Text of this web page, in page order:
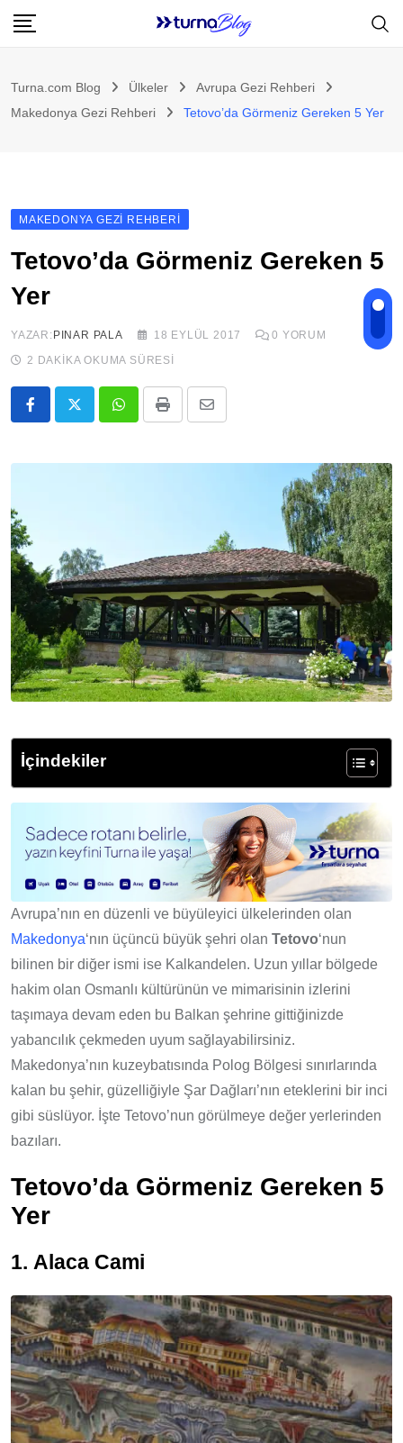
Skip
Turna.com Blog Ülkeler
Avrupa Gezi Rehberi
Makedonya Gezi Rehberi
Tetovo’da Görmeniz Gereken 5 Yer
MAKEDONYA GEZI REHBERI
Tetovo’da Görmeniz Gereken 5
Yer
YAZAR: PINAR PALA 18 EYLÜL 2017 0 YORUM
2 DAKIKA OKUMA SÜRESI
Whatsapp
Print
ile
İçindekiler
Avrupa’nın en düzenli ve büyüleyici ülkelerinden olan
Makedonya‘nın üçüncü büyük şehri olan Tetovo‘nun
bilinen bir diğer ismi ise Kalkandelen. Uzun yıllar bölgede
hakim olan Osmanlı kültürünün ve mimarisinin izlerini
taşımaya devam eden bu Balkan şehrine gittiğinizde
yabancılık çekmeden uyum sağlayabilirsiniz.
Makedonya’nın kuzeybatısında Polog Bölgesi sınırlarında
kalan bu şehir, güzelliğiyle Şar Dağları’nın eteklerini bir inci
gibi süslüyor. İşte Tetovo’nun görülmeye değer yerlerinden
bazıları.
Tetovo’da Görmeniz Gereken 5
Yer
1. Alaca Cami